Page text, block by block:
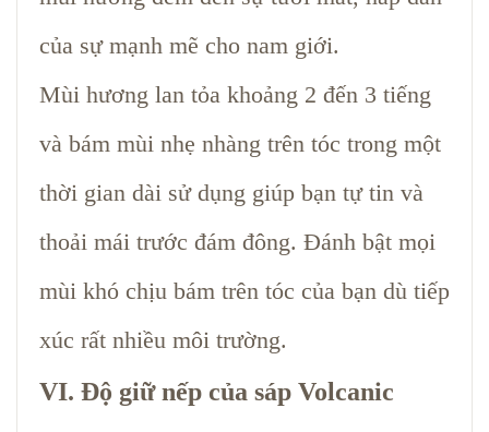
của sự mạnh mẽ cho nam giới.
Mùi hương lan tỏa khoảng 2 đến 3 tiếng
và bám mùi nhẹ nhàng trên tóc trong một
thời gian dài sử dụng giúp bạn tự tin và
thoải mái trước đám đông. Đánh bật mọi
mùi khó chịu bám trên tóc của bạn dù tiếp
xúc rất nhiều môi trường.
VI. Độ giữ nếp của sáp Volcanic